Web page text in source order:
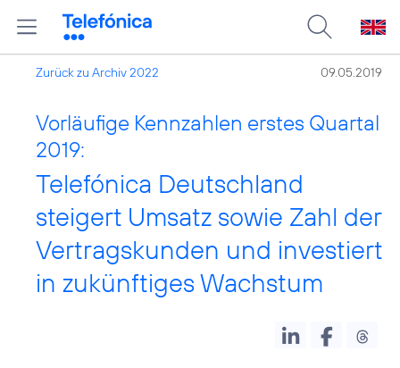
Zurück zu Archiv 2022 09.05.2019
Vorläufige Kennzahlen erstes Quartal
2019:
Telefónica Deutschland
steigert Umsatz sowie Zahl der
Vertragskunden und investiert
in zukünftiges Wachstum